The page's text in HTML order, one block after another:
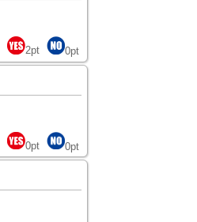
2pt 0pt
0pt 0pt